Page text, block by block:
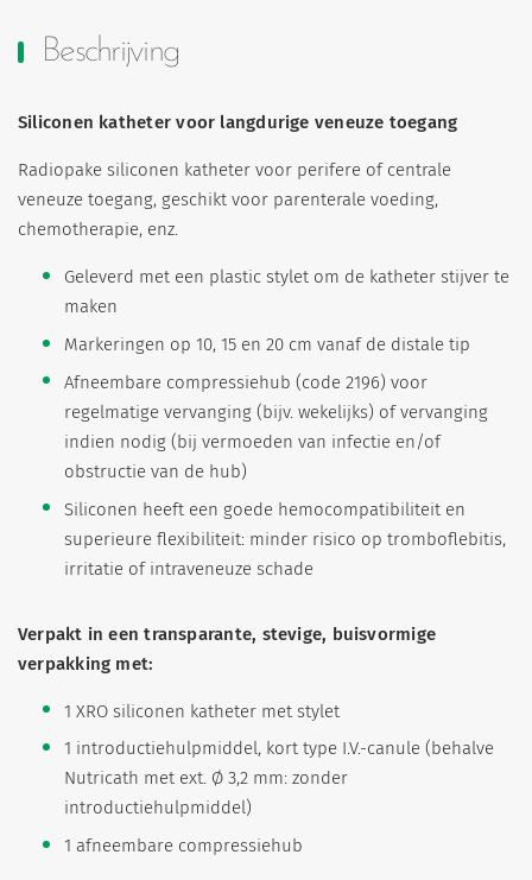
Beschrijving
Siliconen katheter voor langdurige veneuze toegang
Radiopake siliconen katheter voor perifere of centrale
veneuze toegang, geschikt voor parenterale voeding,
chemotherapie, enz.
Geleverd met een plastic stylet om de katheter stijver te
maken
Markeringen op 10, 15 en 20 cm vanaf de distale tip
Afneembare compressiehub (code 2196) voor
regelmatige vervanging (bijv. wekelijks) of vervanging
indien nodig (bij vermoeden van infectie en/of
obstructie van de hub)
Siliconen heeft een goede hemocompatibiliteit en
superieure flexibiliteit: minder risico op tromboflebitis,
irritatie of intraveneuze schade
Verpakt in een transparante, stevige, buisvormige
verpakking met:
1 XRO siliconen katheter met stylet
1 introductiehulpmiddel, kort type I.V.-canule (behalve
Nutricath met ext. Ø 3,2 mm: zonder
introductiehulpmiddel)
1 afneembare compressiehub